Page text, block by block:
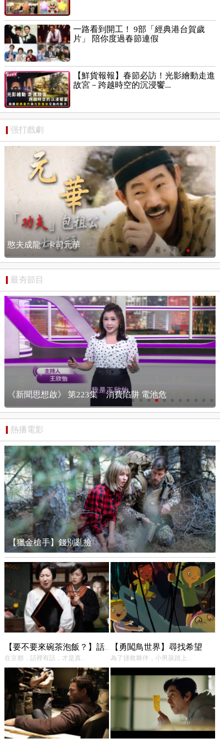
一路看到開工！ 9部「經典港台賀歲
片」 陪你度過春節連假
【鮮貨報報】春節必訪！光影繪動走進
故宮－跨越時空的沉浸饗...
强打戲劇
憨夫成龍 / 搶先看
最夯節目
集 消費陷阱 電池危 《漢光演習！ 應
熱播電影
【獵金槍手】錢別亂撿
【要不要來碗茶泡飯？】話中有話
在京都，話裡有話，才是真...
【勇闖鳥世界】尋找希望
為了拯救夥伴，小男孩踏上...